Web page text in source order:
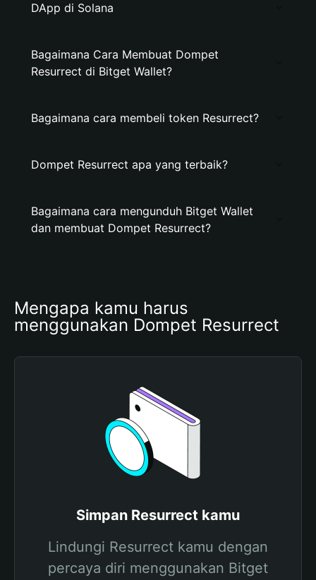
DApp di Solana
Bagaimana Cara Membuat Dompet
Resurrect di Bitget Wallet?
Bagaimana cara membeli token Resurrect?
Dompet Resurrect apa yang terbaik?
Bagaimana cara mengunduh Bitget Wallet
dan membuat Dompet Resurrect?
Mengapa kamu harus
menggunakan Dompet Resurrect
Simpan Resurrect kamu
Lindungi Resurrect kamu dengan
percaya diri menggunakan Bitget